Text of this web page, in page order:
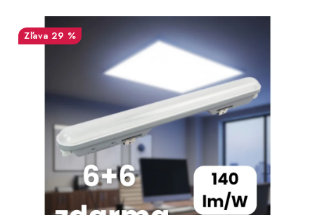
ELEKTROMATERIÁL
SAMSUNG SVIETIDLÁ
SOLÁRNE SYSTÉMY
SEZÓNNE VÝPREDAJE POĽNOPOTREBY
DOM A ZÁHRADA
29 %